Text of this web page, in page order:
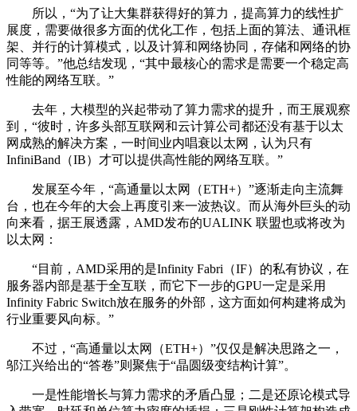
所以，“为了让大集群获得好的算力，提高算力的线性扩
展度，需要做很多方面的优化工作，包括上面的算法、通讯框
架、并行的计算模式，以及计算和网络协同，存储和网络的协
同等等。”他总结发现，“其中最核心的需求是需要一个稳定高
性能的网络互联。”
去年，大模型的兴起带动了算力需求的提升，而王展观察
到，“彼时，许多头部互联网和云计算公司都还没有基于以太
网成熟的解决方案，一时间业内唱衰以太网，认为只有
InfiniBand（IB）才可以提供高性能的网络互联。”
发展至今年，“高通量以太网（ETH+）”逐渐走向主流舞
台，也在今年的大会上再度引来一波热议。而从海外巨头的动
向来看，据王展透露，AMD发布的UALINK 联盟也或将改为
以太网：
“目前，AMD采用的是Infinity Fabri（IF）的私有协议，在
服务器内部是基于全互联，而它下一步的GPU一定是采用
Infinity Fabric Switch放在服务的外部，这方面如何构建将成为
行业重要风向标。”
不过，“高通量以太网（ETH+）”仅仅是解决思路之一，
邬江兴给出的“答卷”则聚焦于“晶圆级变结构计算”。
一是性能增长与算力需求的矛盾凸显；二是还原论模式导